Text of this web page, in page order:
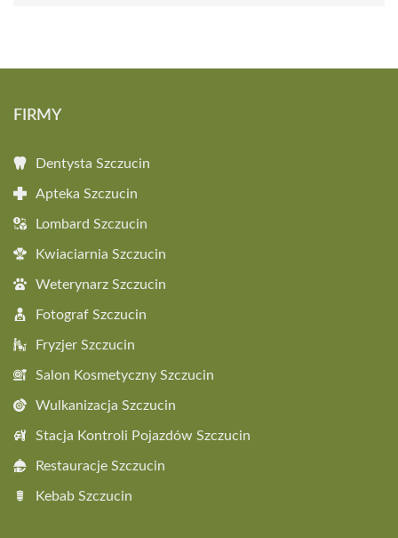
FIRMY
Dentysta Szczucin
Apteka Szczucin
Lombard Szczucin
Kwiaciarnia Szczucin
Weterynarz Szczucin
Fotograf Szczucin
Fryzjer Szczucin
Salon Kosmetyczny Szczucin
Wulkanizacja Szczucin
Stacja Kontroli Pojazdów Szczucin
Restauracje Szczucin
Kebab Szczucin